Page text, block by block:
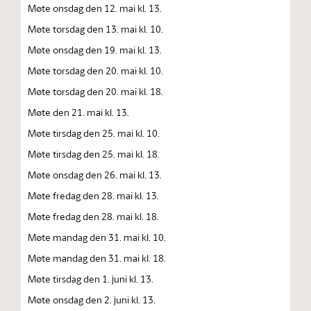
Møte onsdag den 12. mai kl. 13.
Møte torsdag den 13. mai kl. 10.
Møte onsdag den 19. mai kl. 13.
Møte torsdag den 20. mai kl. 10.
Møte torsdag den 20. mai kl. 18.
Møte den 21. mai kl. 13.
Møte tirsdag den 25. mai kl. 10.
Møte tirsdag den 25. mai kl. 18.
Møte onsdag den 26. mai kl. 13.
Møte fredag den 28. mai kl. 13.
Møte fredag den 28. mai kl. 18.
Møte mandag den 31. mai kl. 10.
Møte mandag den 31. mai kl. 18.
Møte tirsdag den 1. juni kl. 13.
Møte onsdag den 2. juni kl. 13.